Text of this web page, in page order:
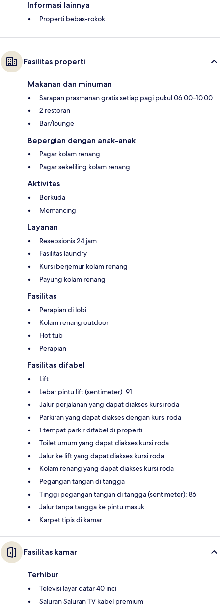
Informasi lainnya
Properti bebas-rokok
Fasilitas properti
Makanan dan minuman
Sarapan prasmanan gratis setiap pagi pukul 06.00–10.00
2 restoran
Bar/lounge
Bepergian dengan anak-anak
Pagar kolam renang
Pagar sekeliling kolam renang
Aktivitas
Berkuda
Memancing
Layanan
Resepsionis 24 jam
Fasilitas laundry
Kursi berjemur kolam renang
Payung kolam renang
Fasilitas
Perapian di lobi
Kolam renang outdoor
Hot tub
Perapian
Fasilitas difabel
Lift
Lebar pintu lift (sentimeter): 91
Jalur perjalanan yang dapat diakses kursi roda
Parkiran yang dapat diakses dengan kursi roda
1 tempat parkir difabel di properti
Toilet umum yang dapat diakses kursi roda
Jalur ke lift yang dapat diakses kursi roda
Kolam renang yang dapat diakses kursi roda
Pegangan tangan di tangga
Tinggi pegangan tangan di tangga (sentimeter): 86
Jalur tanpa tangga ke pintu masuk
Karpet tipis di kamar
Fasilitas kamar
Terhibur
Televisi layar datar 40 inci
Saluran Saluran TV kabel premium